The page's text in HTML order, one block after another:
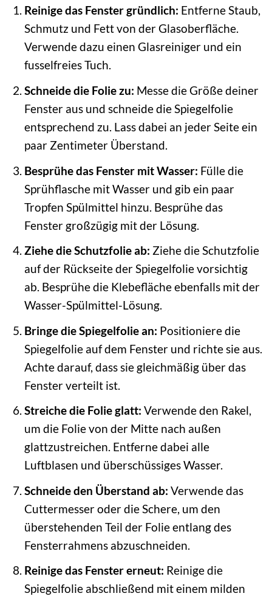
Reinige das Fenster gründlich: Entferne Staub,
Schmutz und Fett von der Glasoberfläche.
Verwende dazu einen Glasreiniger und ein
fusselfreies Tuch.
Schneide die Folie zu: Messe die Größe deiner
Fenster aus und schneide die Spiegelfolie
entsprechend zu. Lass dabei an jeder Seite ein
paar Zentimeter Überstand.
Besprühe das Fenster mit Wasser: Fülle die
Sprühflasche mit Wasser und gib ein paar
Tropfen Spülmittel hinzu. Besprühe das
Fenster großzügig mit der Lösung.
Ziehe die Schutzfolie ab: Ziehe die Schutzfolie
auf der Rückseite der Spiegelfolie vorsichtig
ab. Besprühe die Klebefläche ebenfalls mit der
Wasser-Spülmittel-Lösung.
Bringe die Spiegelfolie an: Positioniere die
Spiegelfolie auf dem Fenster und richte sie aus.
Achte darauf, dass sie gleichmäßig über das
Fenster verteilt ist.
Streiche die Folie glatt: Verwende den Rakel,
um die Folie von der Mitte nach außen
glattzustreichen. Entferne dabei alle
Luftblasen und überschüssiges Wasser.
Schneide den Überstand ab: Verwende das
Cuttermesser oder die Schere, um den
überstehenden Teil der Folie entlang des
Fensterrahmens abzuschneiden.
Reinige das Fenster erneut: Reinige die
Spiegelfolie abschließend mit einem milden